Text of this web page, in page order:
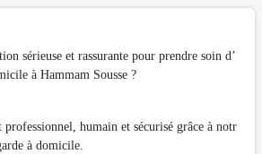
sérieuse et rassurante pour prendre soin d’
à Hammam Sousse ?
humain et sécurisé grâce à notr
à domicile.